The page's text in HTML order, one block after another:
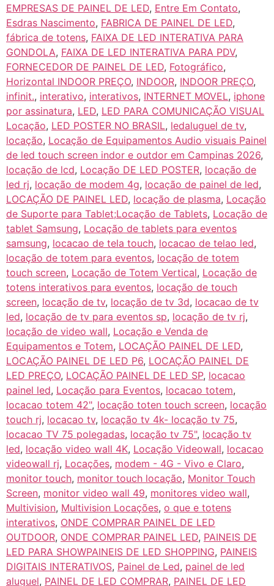
EMPRESAS DE PAINEL DE LED, Entre Em Contato,
Esdras Nascimento, FABRICA DE PAINEL DE LED,
fábrica de totens, FAIXA DE LED INTERATIVA PARA
GONDOLA, FAIXA DE LED INTERATIVA PARA PDV,
FORNECEDOR DE PAINEL DE LED, Fotográfico,
Horizontal INDOOR PREÇO, INDOOR, INDOOR PREÇO,
infinit., interativo, interativos, INTERNET MOVEL, iphone
por assinatura, LED, LED PARA COMUNICAÇÃO VISUAL
Locação, LED POSTER NO BRASIL, ledaluguel de tv,
locação, Locação de Equipamentos Audio visuais Painel
de led touch screen indor e outdor em Campinas 2026,
locação de lcd, Locação DE LED POSTER, locação de
led rj, locação de modem 4g, locação de painel de led,
LOCAÇÃO DE PAINEL LED, locação de plasma, Locação
de Suporte para Tablet;Locação de Tablets, Locação de
tablet Samsung, Locação de tablets para eventos
samsung, locacao de tela touch, locacao de telao led,
locação de totem para eventos, locação de totem
touch screen, Locação de Totem Vertical, Locação de
totens interativos para eventos, locação de touch
screen, locação de tv, locação de tv 3d, locacao de tv
led, locação de tv para eventos sp, locação de tv rj,
locação de video wall, Locação e Venda de
Equipamentos e Totem, LOCAÇÃO PAINEL DE LED,
LOCAÇÃO PAINEL DE LED P6, LOCAÇÃO PAINEL DE
LED PREÇO, LOCAÇÃO PAINEL DE LED SP, locacao
painel led, Locação para Eventos, locacao totem,
locacao totem 42", locação toten touch screen, locação
touch rj, locacao tv, locação tv 4k- locação tv 75,
locacao TV 75 polegadas, locação tv 75", locação tv
led, locação video wall 4K, Locação Videowall, locacao
videowall rj, Locações, modem - 4G - Vivo e Claro,
monitor touch, monitor touch locação, Monitor Touch
Screen, monitor video wall 49, monitores video wall,
Multivision, Multivision Locações, o que e totens
interativos, ONDE COMPRAR PAINEL DE LED
OUTDOOR, ONDE COMPRAR PAINEL LED, PAINEIS DE
LED PARA SHOWPAINEIS DE LED SHOPPING, PAINEIS
DIGITAIS INTERATIVOS, Painel de Led, painel de led
aluguel, PAINEL DE LED COMPRAR, PAINEL DE LED